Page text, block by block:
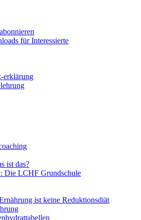
für Interessierte
erklärung
ist das?
Die LCHF Grundschule
ist keine Reduktionsdiät